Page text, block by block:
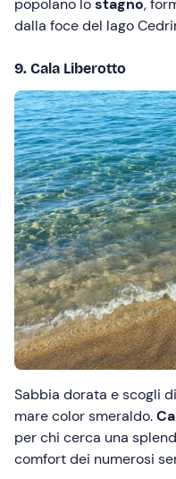
popolano lostagno,
dalla foce del lago
9. Cala Liberotto
Sabbia dorata e scogli
mare color smeraldo.
per chi cerca una
comfort dei numerosi